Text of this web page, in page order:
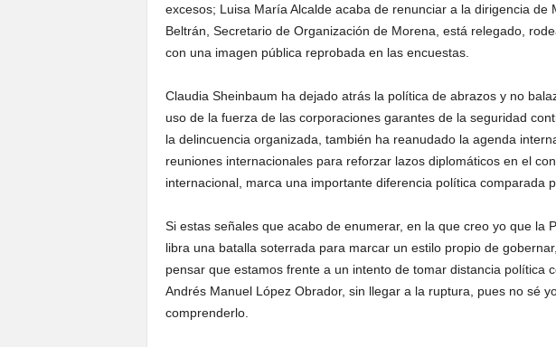
excesos; Luisa María Alcalde acaba de renunciar a la dirigencia de
Beltrán, Secretario de Organización de Morena, está relegado,
con una imagen pública reprobada en las encuestas.
Claudia Sheinbaum ha dejado atrás la política de abrazos y no
uso de la fuerza de las corporaciones garantes de la seguridad
la delincuencia organizada, también ha reanudado la agenda
reuniones internacionales para reforzar lazos diplomáticos en el
internacional, marca una importante diferencia política comparada
Si estas señales que acabo de enumerar, en la que creo yo que la
libra una batalla soterrada para marcar un estilo propio de
pensar que estamos frente a un intento de tomar distancia política
Andrés Manuel López Obrador, sin llegar a la ruptura, pues no sé
comprenderlo.